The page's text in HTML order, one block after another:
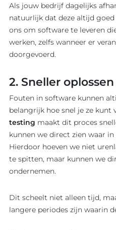
Als jouw bedrijf dagelijks
natuurlijk dat deze altijd goed
ons om software te leveren
werken, zelfs wanneer er
doorgevoerd.
2. Sneller
Fouten in software kunnen
belangrijk hoe snel je ze kunt
testing maakt dit proces
kunnen we direct zien waar
Hierdoor hoeven we niet
te spitten, maar kunnen we
ondernemen.
Dit scheelt niet alleen tijd,
langere periodes zijn waarin